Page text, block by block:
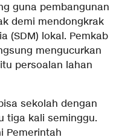
guna pembangunan
demi mendongkrak
(SDM) lokal. Pemkab
mengucurkan
persoalan lahan
sekolah dengan
tiga kali seminggu.
Pemerintah